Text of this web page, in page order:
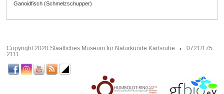
Ganoidfisch (Schmelzschupper)
Copyright 2020 Staatliches Museum für Naturkunde Karlsruhe
0721/175
2111